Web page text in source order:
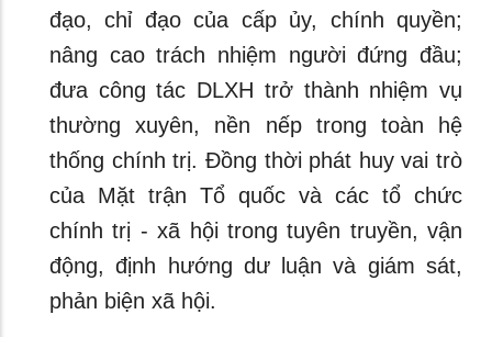
đạo, chỉ đạo của cấp ủy, chính quyền;
nâng cao trách nhiệm người đứng đầu;
đưa công tác DLXH trở thành nhiệm vụ
thường xuyên, nền nếp trong toàn hệ
thống chính trị. Đồng thời phát huy vai trò
của Mặt trận Tổ quốc và các tổ chức
chính trị - xã hội trong tuyên truyền, vận
động, định hướng dư luận và giám sát,
phản biện xã hội.